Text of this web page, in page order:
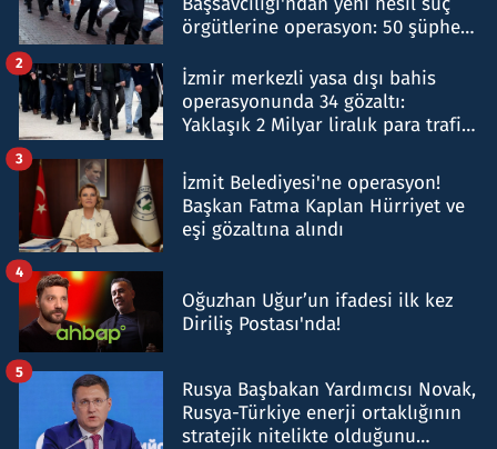
örgütlerine operasyon: 50 şüpheli
İzmir merkezli yasa dışı bahis
operasyonunda 34 gözaltı:
Yaklaşık 2 Milyar liralık para trafiği
2
İzmit Belediyesi'ne operasyon!
Başkan Fatma Kaplan Hürriyet ve
eşi gözaltına alındı
3
Oğuzhan Uğur’un ifadesi ilk kez
Diriliş Postası'nda!
4
Rusya Başbakan Yardımcısı Novak,
Rusya-Türkiye enerji ortaklığının
stratejik nitelikte olduğunu
5